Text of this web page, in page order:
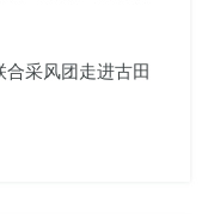
采风团走进古田